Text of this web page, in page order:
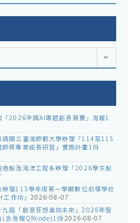
「2026全國AI專題創意競賽」海報1
請國立臺灣師範大學辦理「114至115
資專業成長研習」實施計畫1份
船及海洋工程系辦理「2026學生船
理115學年度第一學期數位前導學校
作坊」 2026-08-07
九屆「創意狂想巢向未來」2026年智
(含海報QRcode)1份2026-08-07